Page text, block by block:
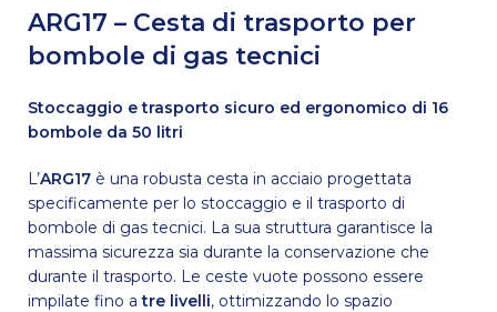
ARG17 – Cesta di trasporto per
bombole di gas tecnici
Stoccaggio e trasporto sicuro ed ergonomico di 16
bombole da 50 litri
L’ARG17 è una robusta cesta in acciaio progettata
specificamente per lo stoccaggio e il trasporto di
bombole di gas tecnici. La sua struttura garantisce la
massima sicurezza sia durante la conservazione che
durante il trasporto. Le ceste vuote possono essere
impilate fino atre livelli, ottimizzando lo spazio